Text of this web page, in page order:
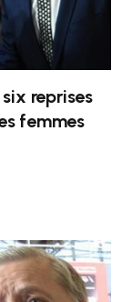
reprises
femmes